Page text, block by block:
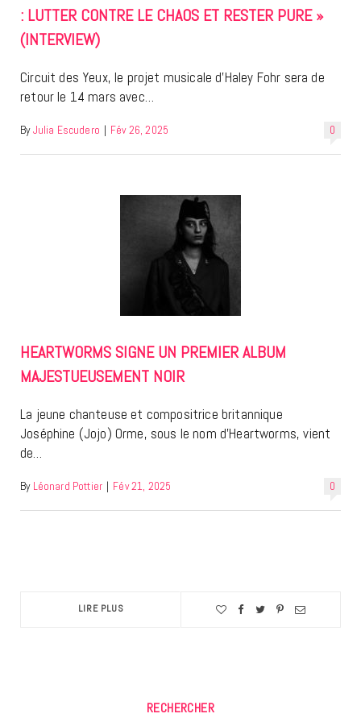
: LUTTER CONTRE LE CHAOS ET RESTER PURE »
(INTERVIEW)
Circuit des Yeux, le projet musicale d’Haley Fohr sera de
retour le 14 mars avec…
0
By Julia Escudero | Fév 26, 2025
HEARTWORMS SIGNE UN PREMIER ALBUM
MAJESTUEUSEMENT NOIR
La jeune chanteuse et compositrice britannique
Joséphine (Jojo) Orme, sous le nom d’Heartworms, vient
de…
0
By Léonard Pottier | Fév 21, 2025
LIRE PLUS
RECHERCHER